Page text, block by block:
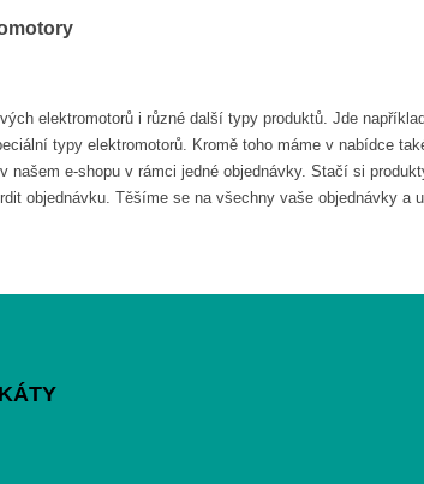
elektromotorů i různé další typy produktů. Jde
typy elektromotorů. Kromě toho máme v nabídce
našem e-shopu v rámci jedné objednávky. Stačí si
objednávku. Těšíme se na všechny vaše objednávky a